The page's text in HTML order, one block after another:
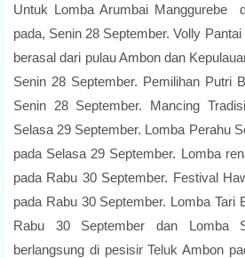
Untuk Lomba Arumbai Manggurebe
pada, Senin 28 September. Volly
berasal dari pulau Ambon dan
Senin 28 September. Pemilihan Putri
Senin 28 September. Mancing
Selasa 29 September. Lomba Perahu
pada Selasa 29 September. Lomba
pada Rabu 30 September. Festival
pada Rabu 30 September. Lomba Tari
Rabu 30 September dan Lomba
berlangsung di pesisir Teluk Ambon